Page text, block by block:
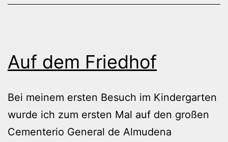
Auf dem Friedhof
Bei meinem ersten Besuch im Kindergarten
wurde ich zum ersten Mal auf den großen
Cementerio General de Almudena